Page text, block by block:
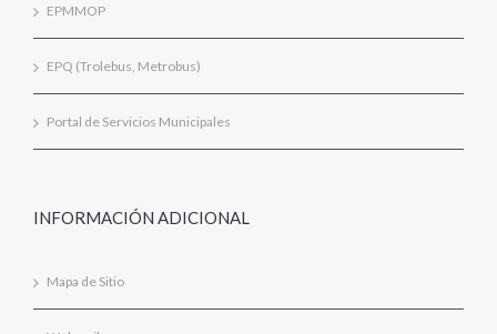
EPMMOP
EPQ (Trolebus, Metrobus)
Portal de Servicios Municipales
INFORMACIÓN ADICIONAL
Mapa de Sitio